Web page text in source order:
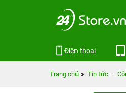
Điện thoại
Trang chủ Tin tức